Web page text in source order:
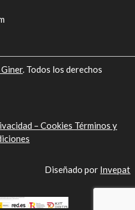
. Todos los derechos
– Cookies Términos y
Diseñado por Invepat